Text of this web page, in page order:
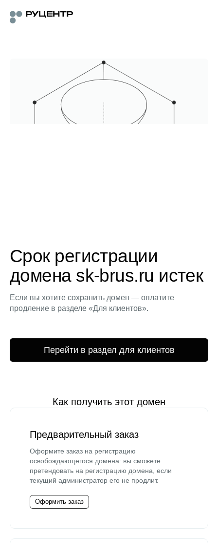
Срок регистрации
домена sk-brus.ru истек
Если вы хотите сохранить домен — оплатите
продление в разделе «Для клиентов».
Перейти в раздел для клиентов
Как получить этот домен
Предварительный заказ
Оформите заказ на регистрацию
освобождающегося домена: вы сможете
претендовать на регистрацию домена, если
текущий администратор его не продлит.
Оформить заказ